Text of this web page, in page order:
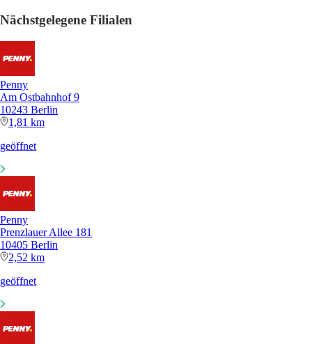
Nächstgelegene Filialen
Penny
Am Ostbahnhof 9
10243 Berlin
1,81 km
geöffnet
Penny
Prenzlauer Allee 181
10405 Berlin
2,52 km
geöffnet